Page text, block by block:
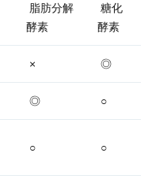
脂肪分解
酵素
糖化
酵素
× ◎
◎ ○
○ ○